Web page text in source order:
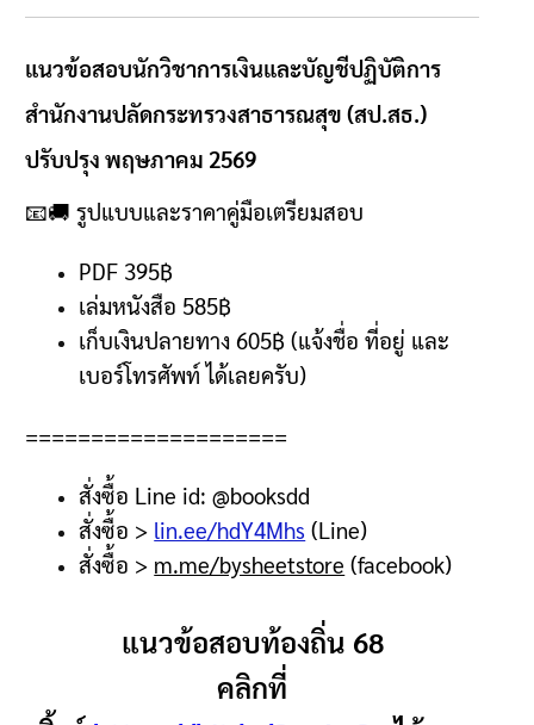
แนวข้อสอบนักวิชาการเงินและบัญชีปฏิบัติการ
สำนักงานปลัดกระทรวงสาธารณสุข (สป.สธ.)
ปรับปรุง พฤษภาคม 2569
📧🚚รูปแบบและราคาคู่มือเตรียมสอบ
PDF 395฿
เล่มหนังสือ 585฿
เก็บเงินปลายทาง 605฿ (แจ้งชื่อ ที่อยู่ และ
เบอร์โทรศัพท์ ได้เลยครับ)
====================
สั่งซื้อ Line id: @booksdd
สั่งซื้อ > lin.ee/hdY4Mhs (Line)
สั่งซื้อ > m.me/bysheetstore (facebook)
แนวข้อสอบท้องถิ่น 68
คลิกที่